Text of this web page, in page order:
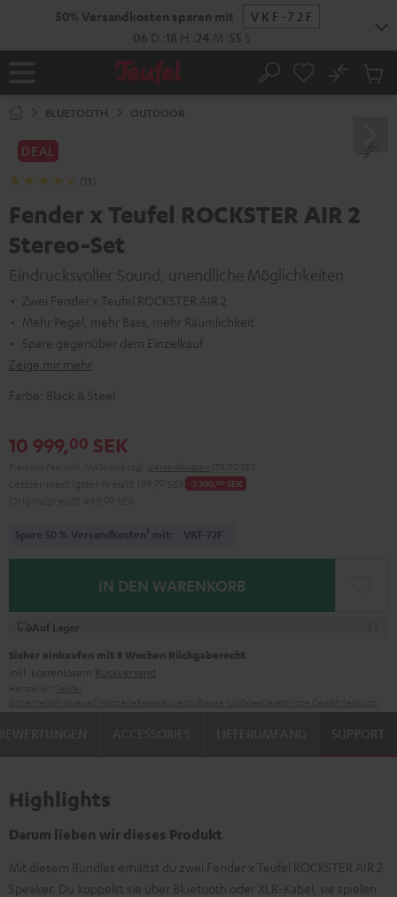
50% Versandkosten sparen mit
VKF-72F
06 D 18 H 24 M 54 S
Startseite Suche
No
BLUETOOTH OUTDOOR
DEAL
(13)
Fender x Teufel ROCKSTER AIR 2
Stereo-Set
Eindrucksvoller Sound, unendliche Möglichkeiten
Zwei Fender x Teufel ROCKSTER AIR 2
Mehr Pegel, mehr Bass, mehr Räumlichkeit
Spare gegenüber dem Einzelkauf
Zeige mir mehr
Farbe: Black & Steel
10 999,00 SEK
-2 200, 00 SEK
Spare 50 % Versandkosten1 mit: VKF-72F
IN DEN WARENKORB
Auf Lager
Sicher einkaufen mit 8 Wochen Rückgaberecht
inkl. kostenlosem Rückversand
SUPPORT
Highlights
Darum lieben wir dieses Produkt
Mit diesem Bundles erhältst du zwei Fender x Teufel ROCKSTER AIR 2
Speaker. Du koppelst sie über Bluetooth oder XLR-Kabel, sie spielen